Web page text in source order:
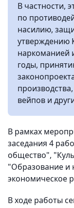
В частности,
по
насилию,
утверждению
наркоманией
годы,
вейпов и
В рамках
заседания 4
общество",
"Образование и
экономическое
В ходе работы